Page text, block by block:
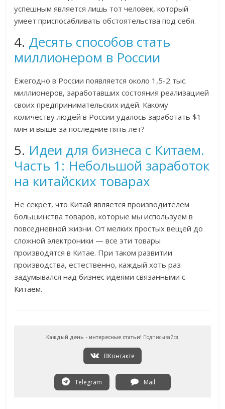
успешным является лишь тот человек, который
умеет приспосабливать обстоятельства под себя.
4. Десять способов стать
миллионером в России
Ежегодно в России появляется около 1,5-2 тыс.
миллионеров, заработавших состояния реализацией
своих предпринимательских идей. Какому
количеству людей в России удалось заработать $1
млн и выше за последние пять лет?
5. Идеи для бизнеса с Китаем.
Часть 1: Небольшой заработок
на китайских товарах
Не секрет, что Китай является производителем
большинства товаров, которые мы используем в
повседневной жизни. От мелких простых вещей до
сложной электроники — все эти товары
производятся в Китае. При таком развитии
производства, естественно, каждый хоть раз
задумывался над бизнес идеями связанными с
Китаем.
Каждый день - интересные статьи! Подписывайся
ВКонтакте
Telegram Mail